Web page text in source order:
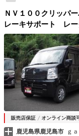
ＮＶ１００クリッ
レーキサポート レ
４ドアパワーウィン
販売店保証 オンライン商談
鹿児島県鹿児島市 ｇ